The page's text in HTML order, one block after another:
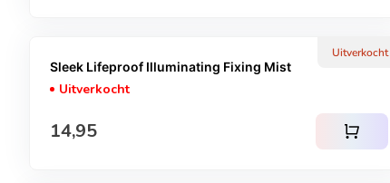
Uitverkocht
Sleek Lifeproof Illuminating Fixing Mist
Uitverkocht
Normale prijs
14,95 shopping_cart